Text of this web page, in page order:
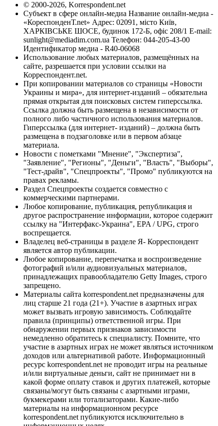
© 2000-2026, Korrespondent.net
Субъект в сфере онлайн-медиа Название онлайн-медиа -
«КореспонденТ.net» Адрес: 02091, місто Київ,
ХАРКІВСЬКЕ ШОСЕ, будинок 172-Б, офіс 208/1 E-mail:
sunlight@mediadim.com.ua Телефон: 044-205-43-00
Идентификатор медиа - R40-06068
Использование любых материалов, размещённых на
сайте, разрешается при условии ссылки на
Корреспондент.net.
При копировании материалов со страницы «Новости
Украины и мира», для интернет-изданий – обязательна
прямая открытая для поисковых систем гиперссылка.
Ссылка должна быть размещена в независимости от
полного либо частичного использования материалов.
Гиперссылка (для интернет- изданий) – должна быть
размещена в подзаголовке или в первом абзаце
материала.
Новости с пометками "Мнение", "Экспертиза",
"Заявление", "Регионы", "Деньги", "Власть", "Выборы",
"Тест-драйв", "Спецпроекты", "Промо" публикуются на
правах рекламы.
Раздел Спецпроекты создается совместно с
коммерческими партнерами.
Любое копирование, публикация, републикация и
другое распространение информации, которое содержит
ссылку на "Интерфакс-Украина", EPA / UPG, строго
воспрещается.
Владелец веб-страницы в разделе Я- Корреспондент
является автор публикации.
Любое копирование, перепечатка и воспроизведение
фотографий и/или аудиовизуальных материалов,
принадлежащих правообладателю Getty Images, строго
запрещено.
Материалы сайта korrespondent.net предназначены для
лиц старше 21 года (21+). Участие в азартных играх
может вызвать игровую зависимость. Соблюдайте
правила (принципы) ответственной игры. При
обнаружении первых признаков зависимости
немедленно обратитесь к специалисту. Помните, что
участие в азартных играх не может являться источником
доходов или альтернативой работе. Информационный
ресурс korrespondent.net не проводит игры на реальные
и/или виртуальные деньги, сайт не принимает ни в
какой форме оплату ставок и других платежей, которые
связаны/могут быть связаны с азартными играми,
букмекерами или тотализаторами. Какие-либо
материалы на информационном ресурсе
korrespondent.net публикуются исключительно в